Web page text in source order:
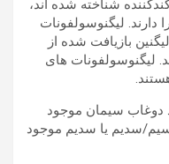
شناخته شده اند،
دارند. لیگنوسولفونات
بازیافت شده از
لیگنوسولفونات های
دوغاب سیمان موجود
سدیم یا سدیم موجود